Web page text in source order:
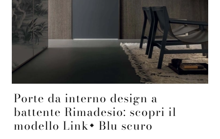
Porte da interno design a
battente Rimadesio: scopri il
modello Link+ Blu scuro